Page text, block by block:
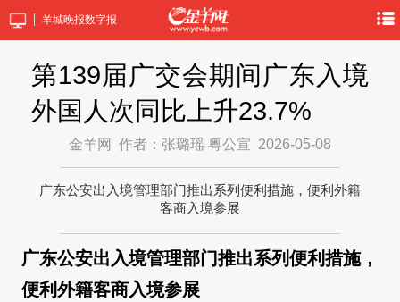
羊城晚报数字报
第139届广交会期间广东入境
外国人次同比上升23.7%
金羊网 作者：张璐瑶 粤公宣 2026-05-08
广东公安出入境管理部门推出系列便利措施，便利外籍
客商入境参展
广东公安出入境管理部门推出系列便利措施，
便利外籍客商入境参展